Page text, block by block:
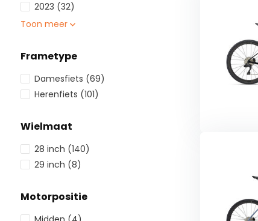
2023 (32)
Toon meer
Frametype
Damesfiets (69)
Herenfiets (101)
Wielmaat
28 inch (140)
29 inch (8)
Motorpositie